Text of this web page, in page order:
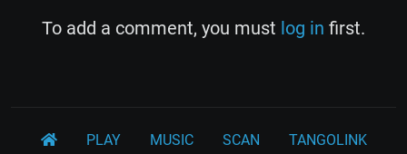
To add a comment, you must log in first.
PLAY MUSIC SCAN TANGOLINK